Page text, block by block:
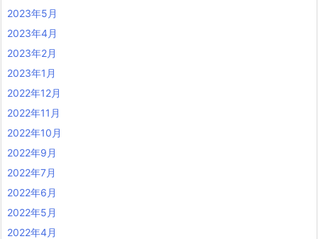
2023年5月
2023年4月
2023年2月
2023年1月
2022年12月
2022年11月
2022年10月
2022年9月
2022年7月
2022年6月
2022年5月
2022年4月